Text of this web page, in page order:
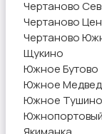
Чертаново
Чертаново
Чертаново
Щукино
Южное Бутово
Южное
Южное Тушино
Южнопортовый